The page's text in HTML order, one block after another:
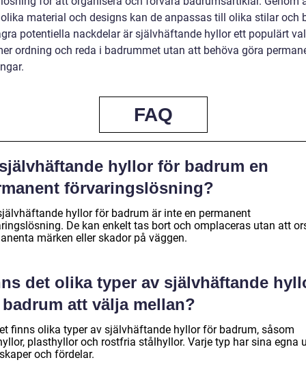
material och designs kan de anpassas till olika stilar och
potentiella nackdelar är självhäftande hyllor ett populärt
ordning och reda i badrummet utan att behöva göra
FAQ
hyllor för badrum en
förvaringslösning?
hyllor för badrum är inte en permanent
De kan enkelt tas bort och omplaceras utan att
märken eller skador på väggen.
det olika typer av självhäftande
att välja mellan?
finns olika typer av självhäftande hyllor för badrum, såsom
plasthyllor och rostfria stålhyllor. Varje typ har sina egna
och fördelar.